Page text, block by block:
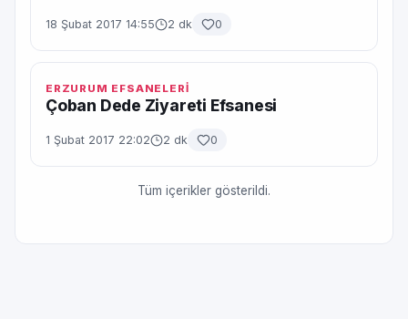
18 Şubat 2017 14:55 2 dk 0
ERZURUM EFSANELERİ
Çoban Dede Ziyareti Efsanesi
1 Şubat 2017 22:02 2 dk 0
Tüm içerikler gösterildi.